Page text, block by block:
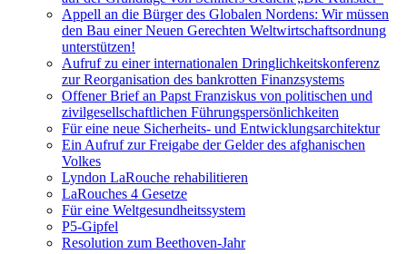
Appell an die Bürger des Globalen Nordens: Wir müssen
den Bau einer Neuen Gerechten Weltwirtschaftsordnung
unterstützen!
Aufruf zu einer internationalen Dringlichkeitskonferenz
zur Reorganisation des bankrotten Finanzsystems
Offener Brief an Papst Franziskus von politischen und
zivilgesellschaftlichen Führungspersönlichkeiten
Für eine neue Sicherheits- und Entwicklungsarchitektur
Ein Aufruf zur Freigabe der Gelder des afghanischen
Volkes
Lyndon LaRouche rehabilitieren
LaRouches 4 Gesetze
Für eine Weltgesundheitssystem
P5-Gipfel
Resolution zum Beethoven-Jahr